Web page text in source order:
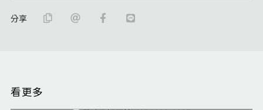
分享
看更多